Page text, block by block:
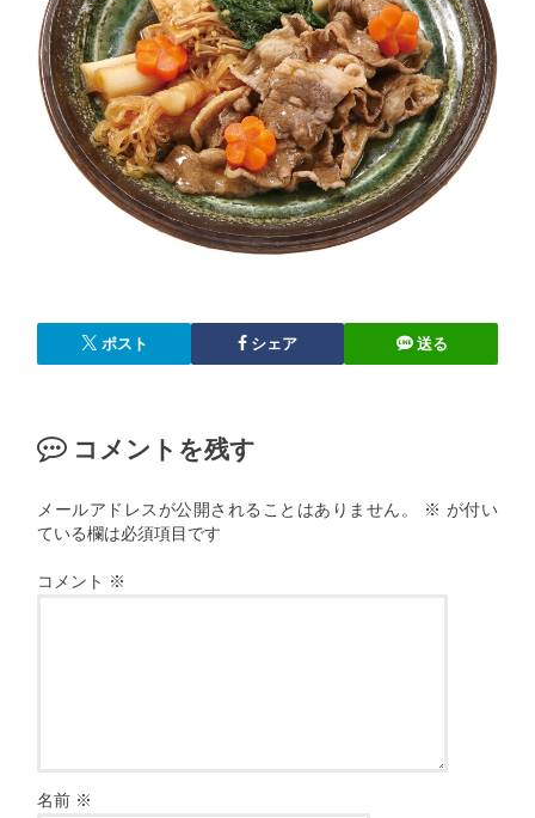
ポスト シェア 送る
コメントを残す
メールアドレスが公開されることはありません。 ※ が付い
ている欄は必須項目です
コメント ※
名前 ※